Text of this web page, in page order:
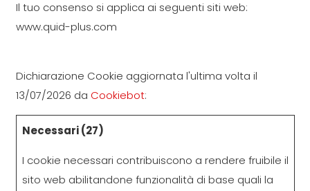
Il tuo consenso si applica ai seguenti siti web:
www.quid-plus.com
Dichiarazione Cookie aggiornata l'ultima volta il
13/07/2026 da Cookiebot:
Necessari (27)
I cookie necessari contribuiscono a rendere fruibile il
sito web abilitandone funzionalità di base quali la